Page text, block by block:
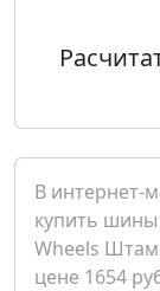
В интернет-
купить
Wheels
цене 1654